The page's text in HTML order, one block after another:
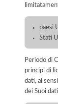
paesi
Stati
Periodo di
principi di
dati, ai
dei Suoi